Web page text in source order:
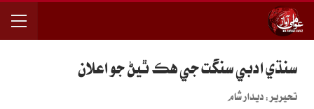
سنڌي ادبي سنگت جي هڪ ٿيڻ جو اعلان
تحيرير: ديدار شام